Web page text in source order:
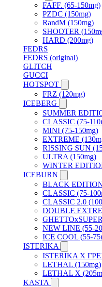
FAFF. (65-150mg)
PZDC (150mg)
RandM (150mg)
SHOOTER
HARD (200mg)
FEDRS
FEDRS (original)
GLITCH
GUCCI
HOTSPOT
FRZ (120mg)
ICEBERG
SUMMER
CLASSIC (75-
MINI (75-150mg)
EXTREME
RISSING SUN
ULTRA (150mg)
WINTER
ICEBURN
BLACK
CLASSIC (75-
CLASSIC 2.0
DOUBLE
NEW LINE (55-
ICE COOL (55-
ISTERIKA
ISTERIKA X
LETHAL (150mg)
LETHAL X
KASTA